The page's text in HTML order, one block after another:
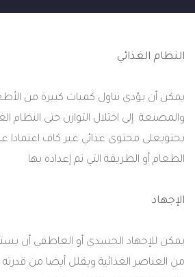
النظام الغذائي
يمكن أن يؤدي تناول كميات كبيرة من
والمصنعة إلى اختلال التوازن حتى النظام
يحتويعلى محتوى غذائي غير كاف اعتمادا
الطعام أو الطريقة التي تم إعداده بها
الإجهاد
يمكن للإجهاد الجسدي أو العاطفي أن
من العناصر الغذائية ويقلل أيضا من قدرته